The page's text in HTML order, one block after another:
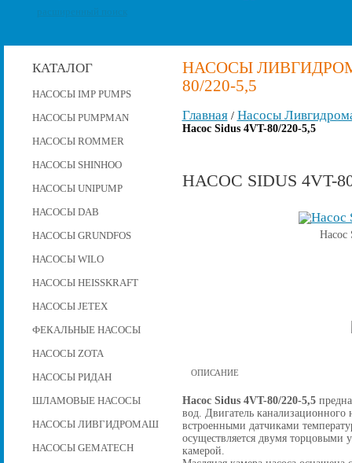
КАТАЛОГ
НАСОСЫ IMP PUMPS
НАСОСЫ PUMPMAN
НАСОСЫ ROMMER
НАСОСЫ SHINHOO
НАСОСЫ UNIPUMP
НАСОСЫ DAB
НАСОСЫ GRUNDFOS
НАСОСЫ WILO
НАСОСЫ HEISSKRAFT
НАСОСЫ JETEX
ФЕКАЛЬНЫЕ НАСОСЫ
НАСОСЫ ZOTA
НАСОСЫ РИДАН
ШЛАМОВЫЕ НАСОСЫ
НАСОСЫ ЛИВГИДРОМАШ
НАСОСЫ GEMATECH
НАСОСЫ
80/220-5,5
Главная/ Насосы
Насос Sidus 4VT-80/220-5,5
НАСОС SIDUS 4VT-
Насос
ОПИСАНИЕ
Насос Sidus 4VT-80/220-5,5
вод. Двигатель канализационного
встроенными датчиками
осуществляется двумя торцовыми
камерой.